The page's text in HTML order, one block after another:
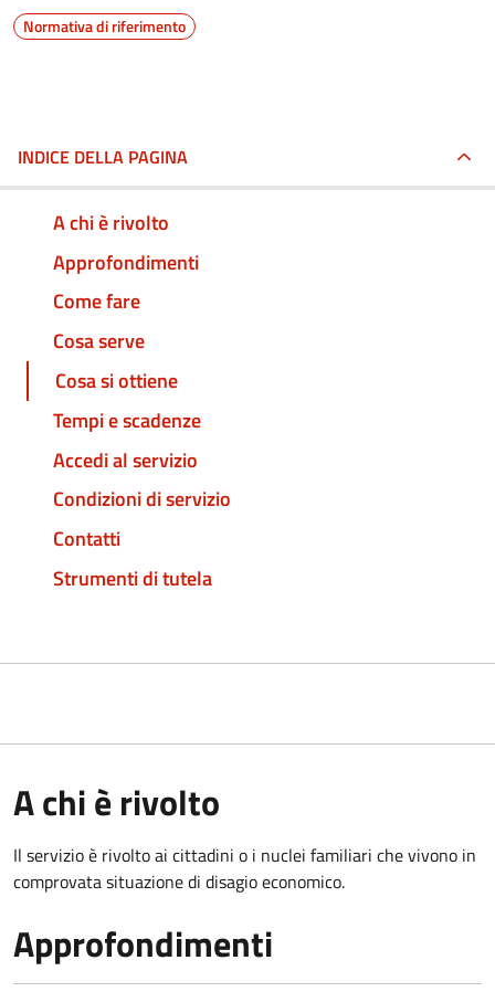
Normativa di riferimento
INDICE DELLA PAGINA
A chi è rivolto
Approfondimenti
Come fare
Cosa serve
Cosa si ottiene
Tempi e scadenze
Accedi al servizio
Condizioni di servizio
Contatti
Strumenti di tutela
A chi è rivolto
Il servizio è rivolto ai cittadini o i nuclei familiari che vivono in
comprovata situazione di disagio economico.
Approfondimenti